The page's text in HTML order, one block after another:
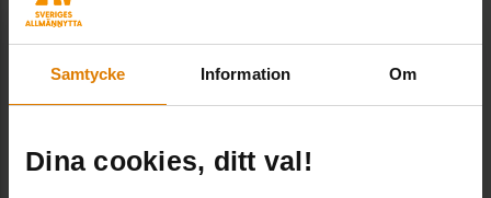
Samtycke Information Om
Dina cookies, ditt val!
Tetris Punkt – Lindbäcks